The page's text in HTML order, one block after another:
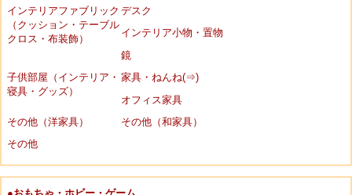
インテリアファブリック
（クッション・テーブル
クロス・布装飾）
デスク
インテリア小物・置物
鏡
子供部屋（インテリア・
寝具・グッズ）
家具・ねんね(⇒)
オフィス家具
その他（洋家具）
その他（和家具）
その他